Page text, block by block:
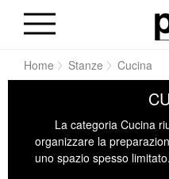
Home Stanze Cucina
La categoria Cucina
organizzare la
uno spazio spesso